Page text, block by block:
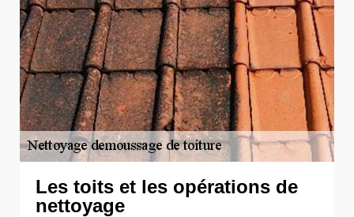
Les toits et les opérations de
nettoyage